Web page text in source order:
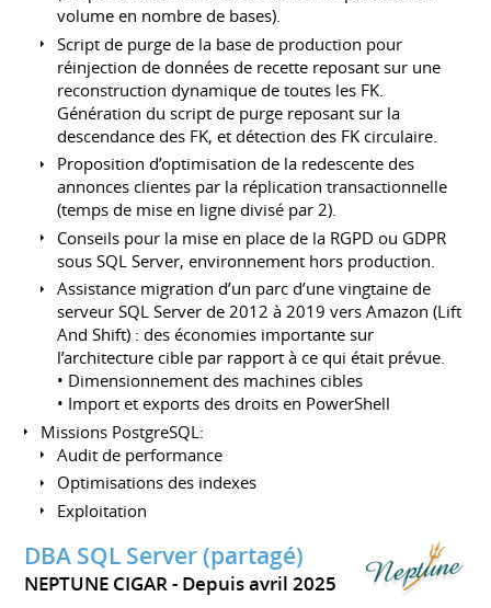
volume en nombre de bases).
Script de purge de la base de production pour
réinjection de données de recette reposant sur une
reconstruction dynamique de toutes les FK.
Génération du script de purge reposant sur la
descendance des FK, et détection des FK circulaire.
Proposition d’optimisation de la redescente des
annonces clientes par la réplication transactionnelle
(temps de mise en ligne divisé par 2).
Conseils pour la mise en place de la RGPD ou GDPR
sous SQL Server, environnement hors production.
Assistance migration d’un parc d’une vingtaine de
serveur SQL Server de 2012 à 2019 vers Amazon (Lift
And Shift) : des économies importante sur
l’architecture cible par rapport à ce qui était prévue.
• Dimensionnement des machines cibles
• Import et exports des droits en PowerShell
Missions PostgreSQL:
Audit de performance
Optimisations des indexes
Exploitation
DBA SQL Server (partagé)
NEPTUNE CIGAR Depuis avril 2025